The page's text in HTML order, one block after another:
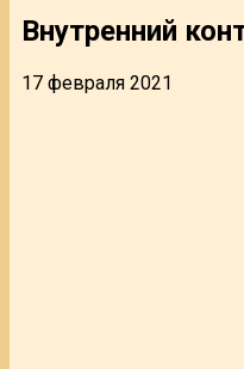
Внутренний
17 февраля 2021